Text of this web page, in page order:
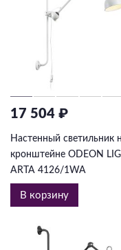
17 504 ₽
Настенный светильник
кронштейне ODEON
ARTA 4126/1WA
В корзину